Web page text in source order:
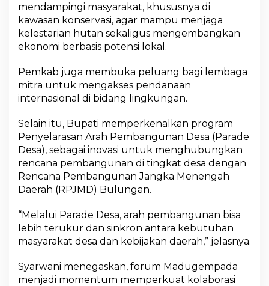
d
a
”
mendampingi masyarakat, khususnya di
kawasan konservasi, agar mampu menjaga
kelestarian hutan sekaligus mengembangkan
ekonomi berbasis potensi lokal.
Pemkab juga membuka peluang bagi lembaga
mitra untuk mengakses pendanaan
internasional di bidang lingkungan.
Selain itu, Bupati memperkenalkan program
Penyelarasan Arah Pembangunan Desa (Parade
Desa), sebagai inovasi untuk menghubungkan
rencana pembangunan di tingkat desa dengan
Rencana Pembangunan Jangka Menengah
Daerah (RPJMD) Bulungan.
“Melalui Parade Desa, arah pembangunan bisa
lebih terukur dan sinkron antara kebutuhan
masyarakat desa dan kebijakan daerah,” jelasnya.
Syarwani menegaskan, forum Madugempada
menjadi momentum memperkuat kolaborasi